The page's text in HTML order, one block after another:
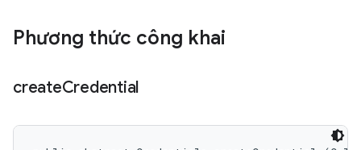
Phương thức công khai
createCredential